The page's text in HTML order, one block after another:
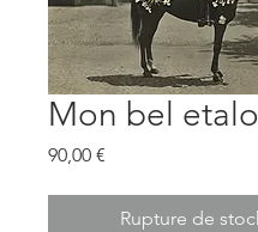
Mon bel
90,00 €
Rupture de